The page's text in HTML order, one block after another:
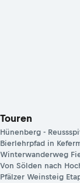
Touren
Hünenberg -
Bierlehrpfad in
Winterwanderweg
Von Sölden nach
Pfälzer Weinsteig